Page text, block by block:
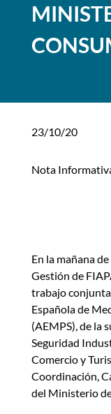
23/10/20
Nota
En la mañana
Gestión de
trabajo
Española de
(AEMPS), de la
Seguridad
Comercio y
Coordinación,
del Ministerio